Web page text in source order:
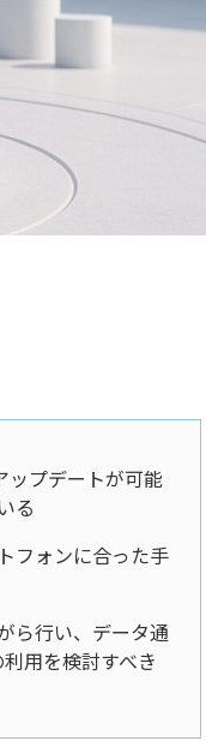
ップデートが可能
る
フォンに合った手
ら行い、データ通
用を検討すべき